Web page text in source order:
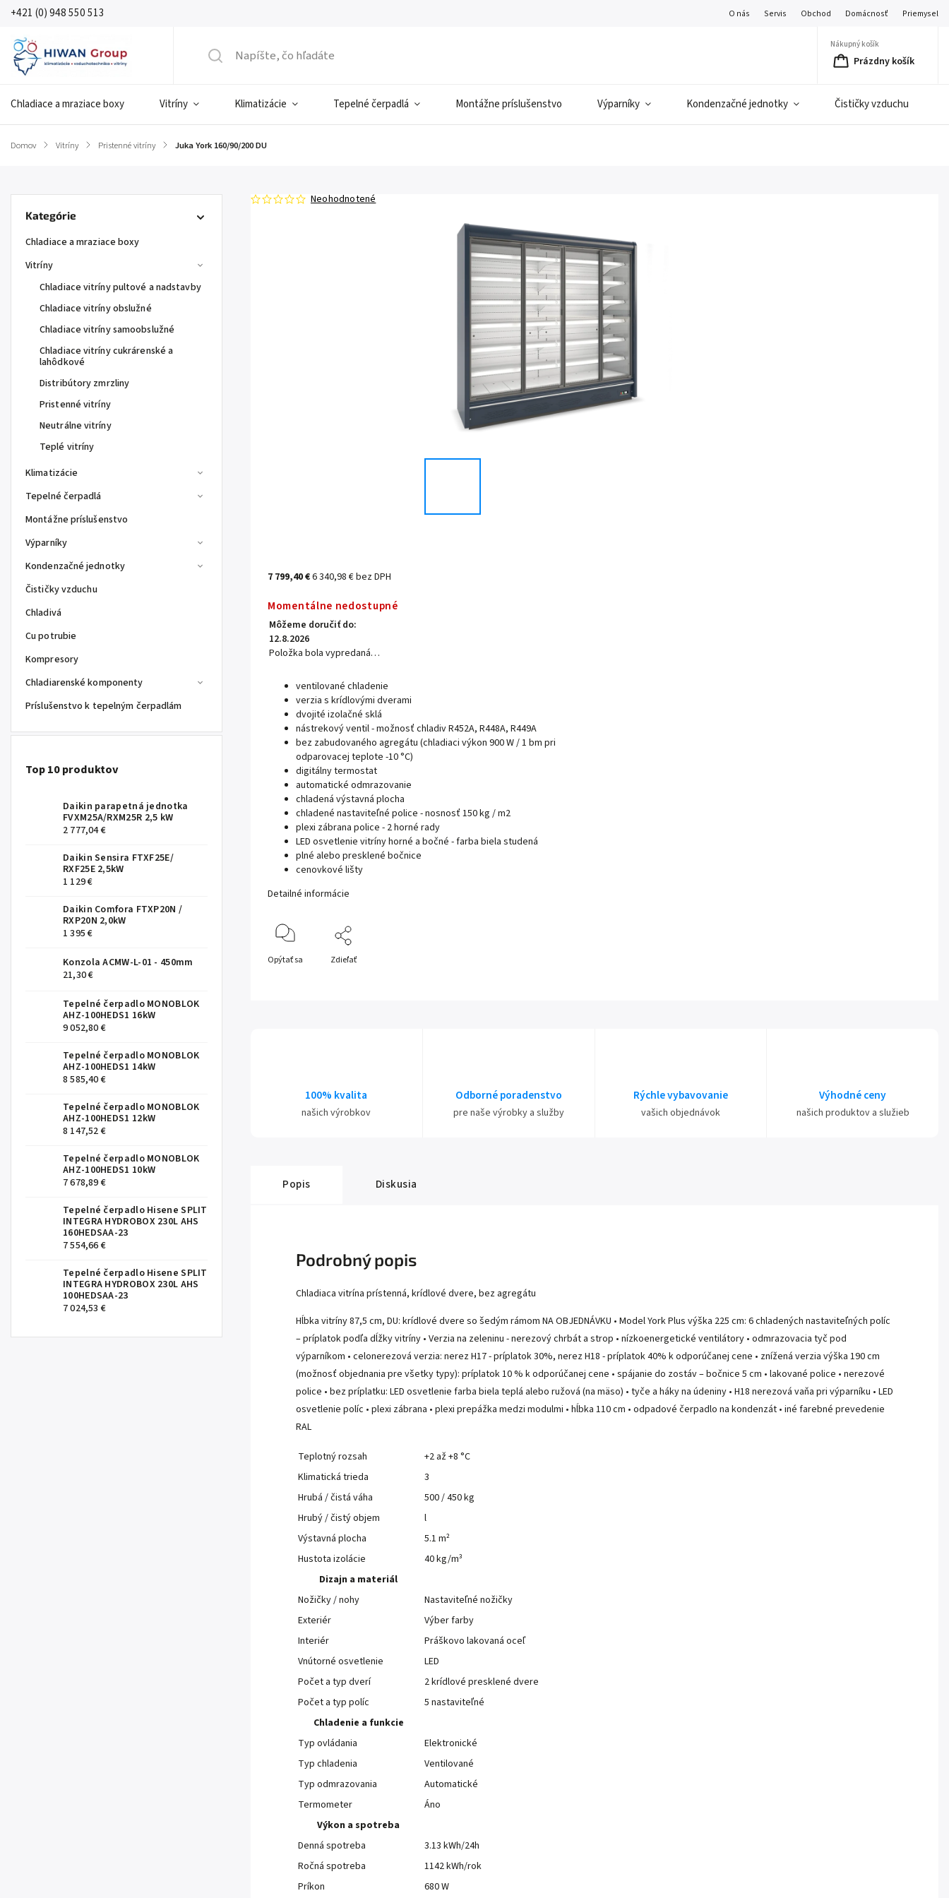
+421 (0) 948 550 513 O nás Servis Obchod Domácnosť Priemysel
Nákupný košík
Prázdny košík
Chladiace a mraziace boxy Vitríny Klimatizácie Tepelné čerpadlá Montážne príslušenstvo Výparníky Kondenzačné jednotky Čističky vzduchu
Domov / Vitríny / Pristenné vitríny / Juka York 160/90/200 DU
Kategórie
Chladiace a mraziace boxy
Vitríny
Chladiace vitríny pultové a nadstavby
Chladiace vitríny obslužné
Chladiace vitríny samoobslužné
Chladiace vitríny cukrárenské a
lahôdkové
Distribútory zmrzliny
Pristenné vitríny
Neutrálne vitríny
Teplé vitríny
Klimatizácie
Tepelné čerpadlá
Montážne príslušenstvo
Výparníky
Kondenzačné jednotky
Čističky vzduchu
Chladivá
Cu potrubie
Kompresory
Chladiarenské komponenty
Príslušenstvo k tepelným čerpadlám
Top 10 produktov
Daikin parapetná jednotka
FVXM25A/RXM25R 2,5 kW
2 777,04 €
Daikin Sensira FTXF25E/
RXF25E 2,5kW
1 129 €
Daikin Comfora FTXP20N /
RXP20N 2,0kW
1 395 €
Konzola ACMW-L-01 - 450mm
21,30 €
Tepelné čerpadlo MONOBLOK
AHZ-100HEDS1 16kW
9 052,80 €
Tepelné čerpadlo MONOBLOK
AHZ-100HEDS1 14kW
8 585,40 €
Tepelné čerpadlo MONOBLOK
AHZ-100HEDS1 12kW
8 147,52 €
Tepelné čerpadlo MONOBLOK
AHZ-100HEDS1 10kW
7 678,89 €
Tepelné čerpadlo Hisene SPLIT
INTEGRA HYDROBOX 230L AHS
160HEDSAA-23
7 554,66 €
Tepelné čerpadlo Hisene SPLIT
INTEGRA HYDROBOX 230L AHS
100HEDSAA-23
7 024,53 €
Neohodnotené
7 799,40 €6 340,98 € bez DPH
Momentálne nedostupné
Môžeme doručiť do:
12.8.2026
Položka bola vypredaná…
ventilované chladenie
verzia s krídlovými dverami
dvojité izolačné sklá
nástrekový ventil - možnosť chladiv R452A, R448A, R449A
bez zabudovaného agregátu (chladiaci výkon 900 W / 1 bm pri
odparovacej teplote -10 °C)
digitálny termostat
automatické odmrazovanie
chladená výstavná plocha
chladené nastaviteľné police - nosnosť 150 kg / m2
plexi zábrana police - 2 horné rady
LED osvetlenie vitríny horné a bočné - farba biela studená
plné alebo presklené bočnice
cenovkové lišty
Detailné informácie
Opýtať sa Zdieľať
100% kvalita
našich výrobkov
Odborné poradenstvo
pre naše výrobky a služby
Rýchle vybavovanie
vašich objednávok
Výhodné ceny
našich produktov a služieb
Popis Diskusia
Podrobný popis
Chladiaca vitrína prístenná, krídlové dvere, bez agregátu
Hĺbka vitríny 87,5 cm, DU: krídlové dvere so šedým rámom NA OBJEDNÁVKU • Model York Plus výška 225 cm: 6 chladených nastaviteľných políc
– príplatok podľa dĺžky vitríny • Verzia na zeleninu - nerezový chrbát a strop • nízkoenergetické ventilátory • odmrazovacia tyč pod
výparníkom • celonerezová verzia: nerez H17 - príplatok 30%, nerez H18 - príplatok 40% k odporúčanej cene • znížená verzia výška 190 cm
(možnosť objednania pre všetky typy): príplatok 10 % k odporúčanej cene • spájanie do zostáv – bočnice 5 cm • lakované police • nerezové
police • bez príplatku: LED osvetlenie farba biela teplá alebo ružová (na mäso) • tyče a háky na údeniny • H18 nerezová vaňa pri výparníku • LED
osvetlenie políc • plexi zábrana • plexi prepážka medzi modulmi • hĺbka 110 cm • odpadové čerpadlo na kondenzát • iné farebné prevedenie
RAL
Teplotný rozsah
+2 až +8 °C
Klimatická trieda
3
Hrubá / čistá váha
500 / 450 kg
Hrubý / čistý objem
l
Výstavná plocha
5.1 m²
Hustota izolácie
40 kg/m³
Dizajn a materiál
Nožičky / nohy
Nastaviteľné nožičky
Exteriér
Výber farby
Interiér
Práškovo lakovaná oceľ
Vnútorné osvetlenie
LED
Počet a typ dverí
2 krídlové presklené dvere
Počet a typ políc
5 nastaviteľné
Chladenie a funkcie
Typ ovládania
Elektronické
Typ chladenia
Ventilované
Typ odmrazovania
Automatické
Termometer
Áno
Výkon a spotreba
Denná spotreba
3.13 kWh/24h
Ročná spotreba
1142 kWh/rok
Príkon
680 W